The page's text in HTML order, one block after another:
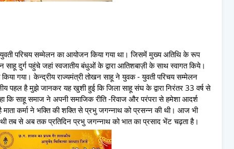
युवती परिचय सम्मेलन का आयोजन किया गया था। जिसमें मुख्य अतिथि के रूप
दुर्ग पहुंचे जहां स्वजातीय बंधुओं के द्वारा आतिशबाज़ी के साथ स्वागत किये।
गया। केन्द्रीय राज्यमंत्री तोखन साहू ने युवक - युवती परिचय सम्मेलन
पहल है मुझे जानकर यह खुशी हुई कि जिला साहू संघ के द्वारा निरंतर 33 वर्ष से
कि साहू समाज ने अपनी समाजिक रीति -रिवाज और परंपरा से हमेशा आदर्श
है माता कर्मा ने भक्ति की शक्ति से प्रभु जगन्नाथ को प्रसन्न की थी। आज भी
तब से अब तक प्रतिदिन प्रभु जगन्नाथ को भात का प्रसाद भेंट चढ़ता है।